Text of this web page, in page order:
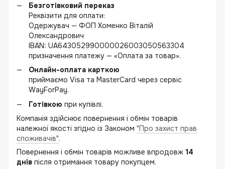
Безготівковий переказ
Реквізити для оплати:
Одержувач — ФОП Хоменко Віталій
Олександрович
IBAN: UA643052990000026003050563304
призначення платежу — «Оплата за товар».
Онлайн-оплата карткою
приймаємо Visa та MasterCard через сервіс
WayForPay.
Готівкою при купівлі.
Компанія здійснює повернення і обмін товарів
належної якості згідно із Законом "Про захист прав
споживачів".
Повернення і обмін товарів можливе впродовж 14
днів після отримання товару покупцем.